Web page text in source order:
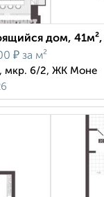
дом,
₽ за м²
мкр. 6/2, ЖК Моне